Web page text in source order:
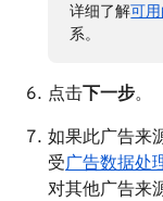
详细了解可
系。
点击下一步。
如果此广告来
受广告数据处
对其他广告来